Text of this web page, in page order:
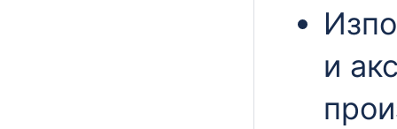
и